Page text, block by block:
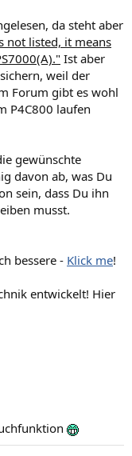
da steht aber
not listed, it means
Ist aber
weil der
Forum gibt es wohl
P4C800 laufen
gewünschte
davon ab, was Du
sein, dass Du ihn
musst.
bessere - Klick me!
entwickelt! Hier